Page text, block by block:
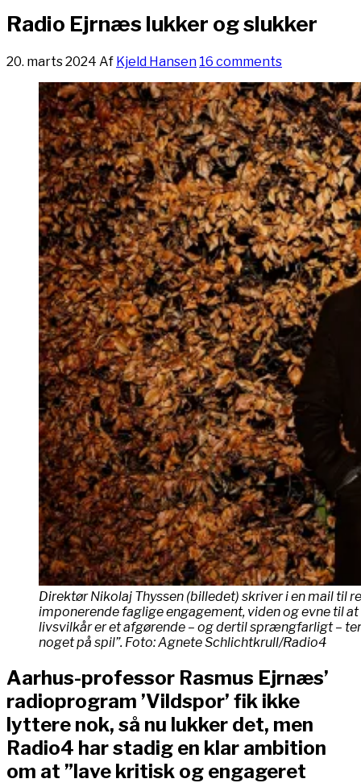
Radio Ejrnæs lukker og slukker
20. marts 2024 Af Kjeld Hansen 16 comments
Direktør Nikolaj Thyssen (billedet) skriver i en mail til
imponerende faglige engagement, viden og evne til
livsvilkår er et afgørende – og dertil sprængfarligt –
noget på spil”. Foto: Agnete Schlichtkrull/Radio4
Aarhus-professor Rasmus Ejrnæs’
radioprogram ’Vildspor’ fik ikke
lyttere nok, så nu lukker det, men
Radio4 har stadig en klar ambition
om at ”lave kritisk og engageret